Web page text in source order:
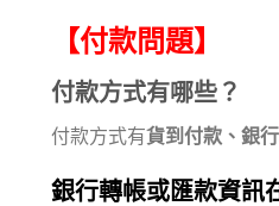
【付款問題】
付款方式有哪些？
付款方式有貨到付款、銀
銀行轉帳或匯款資訊